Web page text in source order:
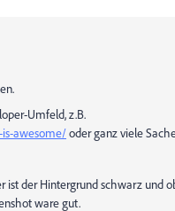
Umfeld, z.B.
awesome/oder ganz viele
ist der Hintergrund schwarz und
ware gut.